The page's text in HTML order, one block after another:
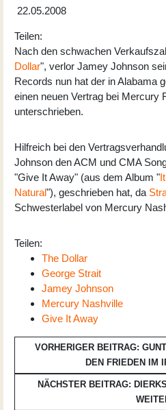
22.05.2008
Teilen:
Nach den schwachen
Dollar", verlor Jamey Johnson
Records nun hat der in Alabama
einen neuen Vertrag bei Mercury
unterschrieben.
Hilfreich bei den
Johnson den ACM und CMA
"Give It Away" (aus dem Album "
Natural"), geschrieben hat, da
Schwesterlabel von Mercury
Teilen:
The Dollar
George Strait
Jamey Johnson
Mercury Nashville
Give It Away
VORHERIGER BEITRAG:
DEN FRIEDEN IM
NÄCHSTER BEITRAG: